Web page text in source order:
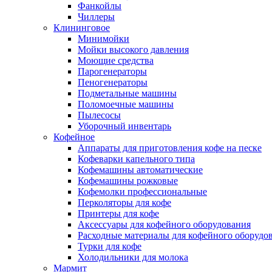
Фанкойлы
Чиллеры
Клининговое
Минимойки
Мойки высокого давления
Моющие средства
Парогенераторы
Пеногенераторы
Подметальные машины
Поломоечные машины
Пылесосы
Уборочный инвентарь
Кофейное
Аппараты для приготовления кофе на песке
Кофеварки капельного типа
Кофемашины автоматические
Кофемашины рожковые
Кофемолки профессиональные
Перколяторы для кофе
Принтеры для кофе
Аксессуары для кофейного оборудования
Расходные материалы для кофейного
Турки для кофе
Холодильники для молока
Мармит